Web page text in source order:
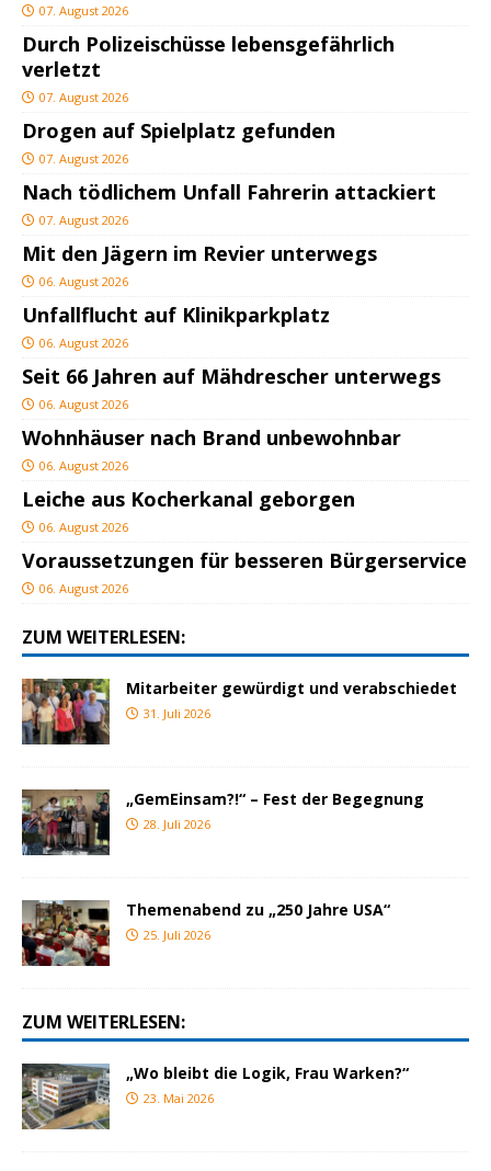
07. August 2026
Durch Polizeischüsse lebensgefährlich
verletzt
07. August 2026
Drogen auf Spielplatz gefunden
07. August 2026
Nach tödlichem Unfall Fahrerin attackiert
07. August 2026
Mit den Jägern im Revier unterwegs
06. August 2026
Unfallflucht auf Klinikparkplatz
06. August 2026
Seit 66 Jahren auf Mähdrescher unterwegs
06. August 2026
Wohnhäuser nach Brand unbewohnbar
06. August 2026
Leiche aus Kocherkanal geborgen
06. August 2026
Voraussetzungen für besseren Bürgerservice
06. August 2026
ZUM WEITERLESEN:
Mitarbeiter gewürdigt und verabschiedet
31. Juli 2026
„GemEinsam?!“ – Fest der Begegnung
28. Juli 2026
Themenabend zu „250 Jahre USA“
25. Juli 2026
ZUM WEITERLESEN:
„Wo bleibt die Logik, Frau Warken?“
23. Mai 2026